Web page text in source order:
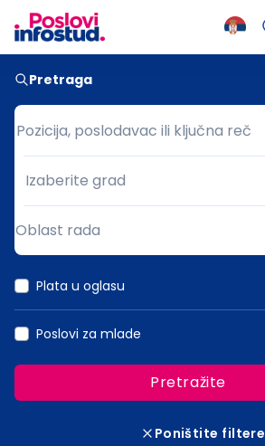
Pretraga
Pozicija, poslodavac ili ključna reč
Pozicija, poslodavac ili ključna reč
Grad
Izaberite grad
Oblast rada
Plata u oglasu
Poslovi za mlade
Pretražite
Poništite filtere